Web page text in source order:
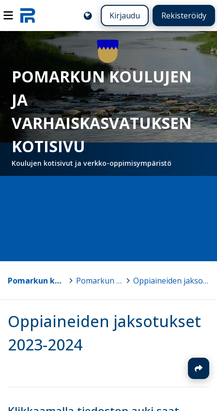
Kirjaudu Rekisteröidy
POMARKUN KOULUJEN
JA
VARHAISKASVATUKSEN
KOTISIVU
Koulujen kotisivut ja verkko-oppimisympäristö
Pomarkun koulujen ja varhaiskasvatuksen kotisivu > Pomarkun yhteiskoulun opetussuunnitelma > Oppiaineiden jaksotukset 2023-2024
Oppiaineiden jaksotukset
2023-2024